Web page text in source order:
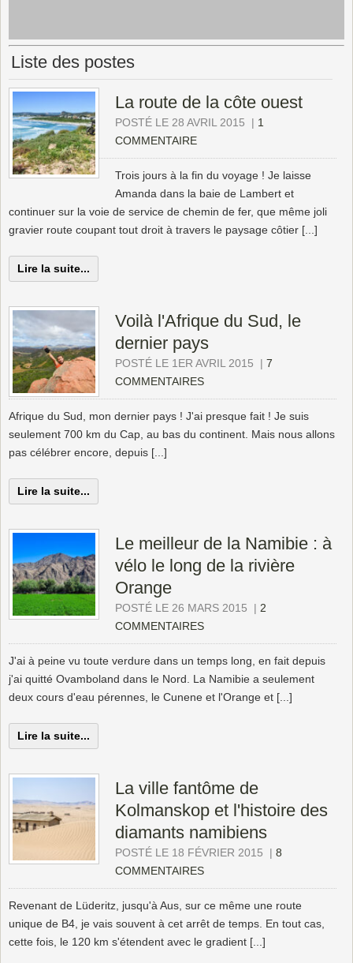
Liste des postes
La route de la côte ouest
POSTÉ LE 28 AVRIL 2015 | 1
COMMENTAIRE
Trois jours à la fin du voyage ! Je laisse
Amanda dans la baie de Lambert et
continuer sur la voie de service de chemin de fer, que même joli
gravier route coupant tout droit à travers le paysage côtier [...]
Lire la suite...
Voilà l'Afrique du Sud, le
dernier pays
POSTÉ LE 1ER AVRIL 2015 | 7
COMMENTAIRES
Afrique du Sud, mon dernier pays ! J'ai presque fait ! Je suis
seulement 700 km du Cap, au bas du continent. Mais nous allons
pas célébrer encore, depuis [...]
Lire la suite...
Le meilleur de la Namibie : à
vélo le long de la rivière
Orange
POSTÉ LE 26 MARS 2015 | 2
COMMENTAIRES
J'ai à peine vu toute verdure dans un temps long, en fait depuis
j'ai quitté Ovamboland dans le Nord. La Namibie a seulement
deux cours d'eau pérennes, le Cunene et l'Orange et [...]
Lire la suite...
La ville fantôme de
Kolmanskop et l'histoire des
diamants namibiens
POSTÉ LE 18 FÉVRIER 2015 | 8
COMMENTAIRES
Revenant de Lüderitz, jusqu'à Aus, sur ce même une route
unique de B4, je vais souvent à cet arrêt de temps. En tout cas,
cette fois, le 120 km s'étendent avec le gradient [...]